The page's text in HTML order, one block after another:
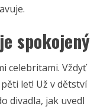
spokojený
celebritami. Vždyť
let! Už v dětství
divadla, jak uvedl